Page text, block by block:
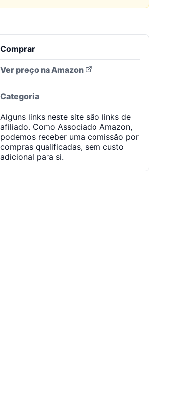
Comprar
Ver preço na Amazon
Categoria
Alguns links neste site são links de
afiliado. Como Associado Amazon,
podemos receber uma comissão por
compras qualificadas, sem custo
adicional para si.